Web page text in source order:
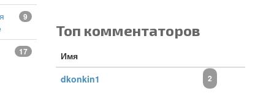
9
17
Топ комментаторов
Имя
dkonkin1
2